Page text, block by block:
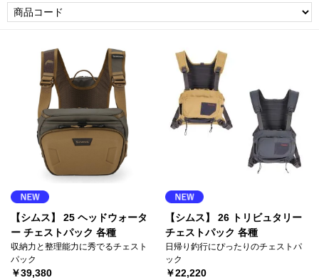
【シムス】 25 ヘッドウォータ
ー チェストパック 各種
収納力と整理能力に秀でるチェスト
パック
￥39,380
【シムス】 26 トリビュタリー
チェストパック 各種
日帰り釣行にぴったりのチェストパ
ック
￥22,220